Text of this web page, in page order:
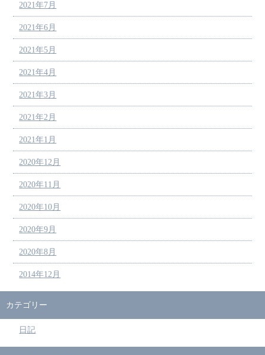
2021年7月
2021年6月
2021年5月
2021年4月
2021年3月
2021年2月
2021年1月
2020年12月
2020年11月
2020年10月
2020年9月
2020年8月
2014年12月
カテゴリー
日記